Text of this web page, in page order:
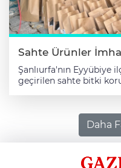
Sahte Ürünler
Şanlıurfa'nın Eyyübiye
geçirilen sahte bitki
üzerine ortaklaşa
depoda mevzuata
kimyasal madde, zirai
kapama makineleri ele geçirildi. Ticari
Daha